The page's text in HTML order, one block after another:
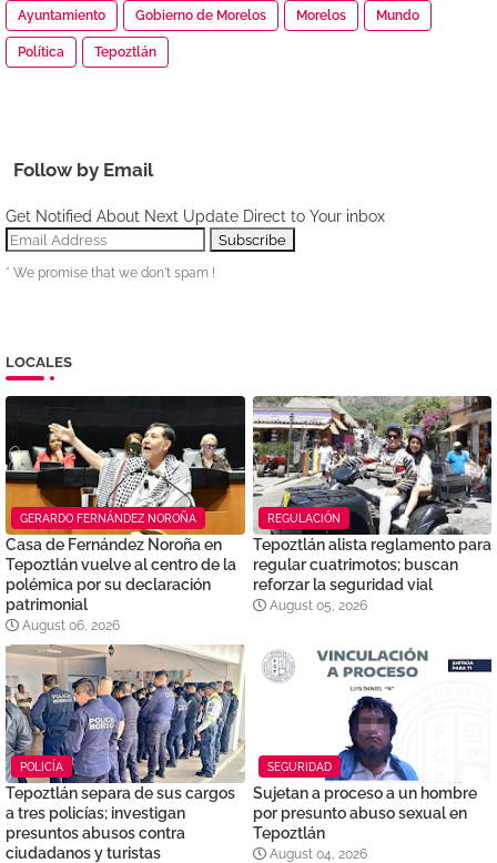
Ayuntamiento Gobierno de Morelos Morelos Mundo
Política Tepoztlán
Follow by Email
Get Notified About Next Update Direct to Your inbox
* We promise that we don't spam !
LOCALES
GERARDO FERNÁNDEZ NOROÑA
Casa de Fernández Noroña en
Tepoztlán vuelve al centro de la
polémica por su declaración
patrimonial
August 06, 2026
REGULACIÓN
Tepoztlán alista reglamento para
regular cuatrimotos; buscan
reforzar la seguridad vial
August 05, 2026
POLICÍA
Tepoztlán separa de sus cargos
a tres policías; investigan
presuntos abusos contra
ciudadanos y turistas
SEGURIDAD
Sujetan a proceso a un hombre
por presunto abuso sexual en
Tepoztlán
August 04, 2026